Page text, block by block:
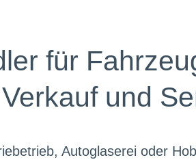
für
und
Autoglaserei oder